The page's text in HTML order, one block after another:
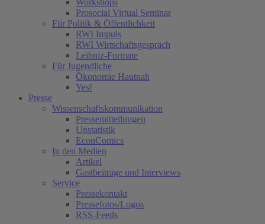
Workshops
Prosocial Virtual Seminar
Für Politik & Öffentlichkeit
RWI Impuls
RWI Wirtschaftsgespräch
Leibniz-Formate
Für Jugendliche
Ökonomie Hautnah
Yes!
Presse
Wissenschaftskommunikation
Pressemitteilungen
Unstatistik
EconComics
In den Medien
Artikel
Gastbeiträge und Interviews
Service
Pressekontakt
Pressefotos/Logos
RSS-Feeds